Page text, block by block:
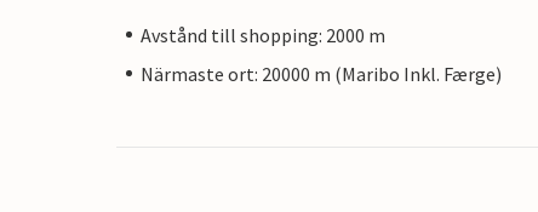
Avstånd till shopping: 2000 m
Närmaste ort: 20000 m (Maribo Inkl. Færge)